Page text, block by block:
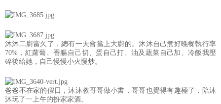
沐沐二廚當久了，總有一天會當上大廚的。沐沐自己煮好晚餐執行率
70%，紅蘿蔔、香腸自己切、蛋自己打、油及蔬菜自己加、冷飯我壓
碎後給她，自己慢慢小火慢炒。
爸爸不在家的假日，沐沐教哥哥做小書，哥哥也覺得有趣極了，陪沐
沐玩了一上午的扮家家酒。